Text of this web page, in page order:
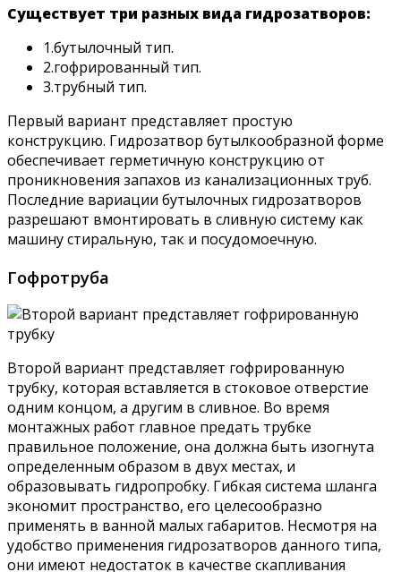
Существует три разных вида гидрозатворов:
1.бутылочный тип.
2.гофрированный тип.
3.трубный тип.
Первый вариант представляет простую
конструкцию. Гидрозатвор бутылкообразной форме
обеспечивает герметичную конструкцию от
проникновения запахов из канализационных труб.
Последние вариации бутылочных гидрозатворов
разрешают вмонтировать в сливную систему как
машину стиральную, так и посудомоечную.
Гофротруба
Второй вариант представляет гофрированную
трубку, которая вставляется в стоковое отверстие
одним концом, а другим в сливное. Во время
монтажных работ главное предать трубке
правильное положение, она должна быть изогнута
определенным образом в двух местах, и
образовывать гидропробку. Гибкая система шланга
экономит пространство, его целесообразно
применять в ванной малых габаритов. Несмотря на
удобство применения гидрозатворов данного типа,
они имеют недостаток в качестве скапливания